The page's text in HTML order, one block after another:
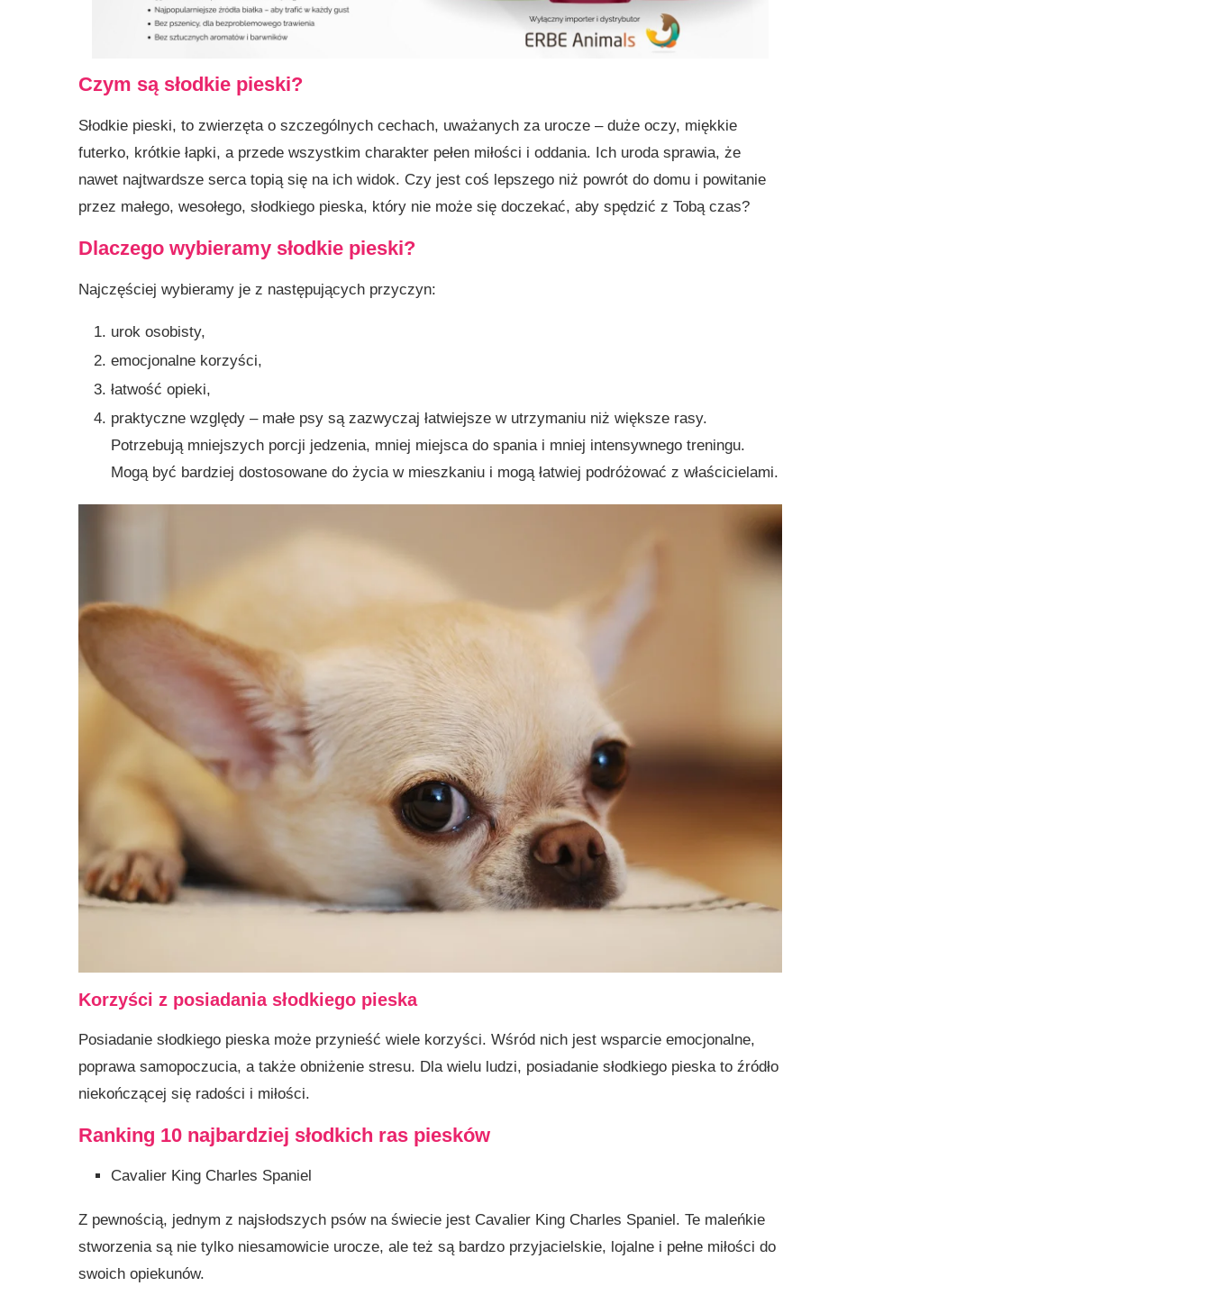
Czym są słodkie pieski?
Słodkie pieski, to zwierzęta o szczególnych cechach, uważanych za urocze – duże oczy, miękkie
futerko, krótkie łapki, a przede wszystkim charakter pełen miłości i oddania. Ich uroda sprawia, że
nawet najtwardsze serca topią się na ich widok. Czy jest coś lepszego niż powrót do domu i powitanie
przez małego, wesołego, słodkiego pieska, który nie może się doczekać, aby spędzić z Tobą czas?
Dlaczego wybieramy słodkie pieski?
Najczęściej wybieramy je z następujących przyczyn:
urok osobisty,
emocjonalne korzyści,
łatwość opieki,
praktyczne względy – małe psy są zazwyczaj łatwiejsze w utrzymaniu niż większe rasy.
Potrzebują mniejszych porcji jedzenia, mniej miejsca do spania i mniej intensywnego treningu.
Mogą być bardziej dostosowane do życia w mieszkaniu i mogą łatwiej podróżować z właścicielami.
Korzyści z posiadania słodkiego pieska
Posiadanie słodkiego pieska może przynieść wiele korzyści. Wśród nich jest wsparcie emocjonalne,
poprawa samopoczucia, a także obniżenie stresu. Dla wielu ludzi, posiadanie słodkiego pieska to źródło
niekończącej się radości i miłości.
Ranking 10 najbardziej słodkich ras piesków
Cavalier King Charles Spaniel
Z pewnością, jednym z najsłodszych psów na świecie jest Cavalier King Charles Spaniel. Te maleńkie
stworzenia są nie tylko niesamowicie urocze, ale też są bardzo przyjacielskie, lojalne i pełne miłości do
swoich opiekunów.